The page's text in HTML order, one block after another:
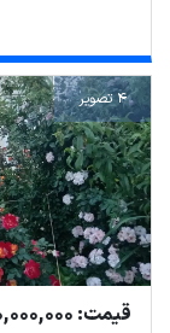
4 تصویر
قیمت: 7,000,000,000 تومان